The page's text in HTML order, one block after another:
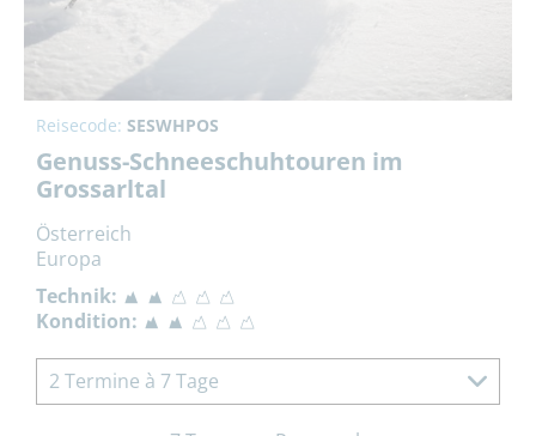
Reisecode: SESWHPOS
Genuss-Schneeschuhtouren im
Grossarltal
Österreich
Europa
Technik:
Kondition:
2 Termine à 7 Tage